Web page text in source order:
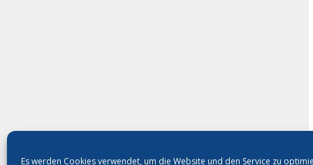
Es werden Cookies verwendet, um die Website und den Service zu